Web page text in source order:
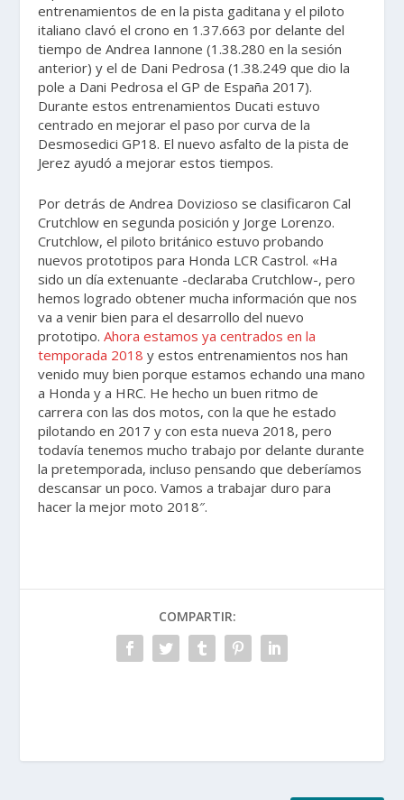
entrenamientos de en la pista gaditana y el piloto
italiano clavó el crono en 1.37.663 por delante del
tiempo de Andrea Iannone (1.38.280 en la sesión
anterior) y el de Dani Pedrosa (1.38.249 que dio la
pole a Dani Pedrosa el GP de España 2017).
Durante estos entrenamientos Ducati estuvo
centrado en mejorar el paso por curva de la
Desmosedici GP18. El nuevo asfalto de la pista de
Jerez ayudó a mejorar estos tiempos.
Por detrás de Andrea Dovizioso se clasificaron Cal
Crutchlow en segunda posición y Jorge Lorenzo.
Crutchlow, el piloto británico estuvo probando
nuevos prototipos para Honda LCR Castrol. «Ha
sido un día extenuante -declaraba Crutchlow-, pero
hemos logrado obtener mucha información que nos
va a venir bien para el desarrollo del nuevo
prototipo.Ahora estamos ya centrados en la
temporada 2018 y estos entrenamientos nos han
venido muy bien porque estamos echando una mano
a Honda y a HRC. He hecho un buen ritmo de
carrera con las dos motos, con la que he estado
pilotando en 2017 y con esta nueva 2018, pero
todavía tenemos mucho trabajo por delante durante
la pretemporada, incluso pensando que deberíamos
descansar un poco. Vamos a trabajar duro para
hacer la mejor moto 2018″.
COMPARTIR: